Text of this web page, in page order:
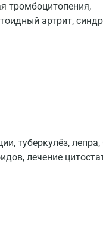
тромбоцитопения,
артрит,
туберкулёз,
лечение